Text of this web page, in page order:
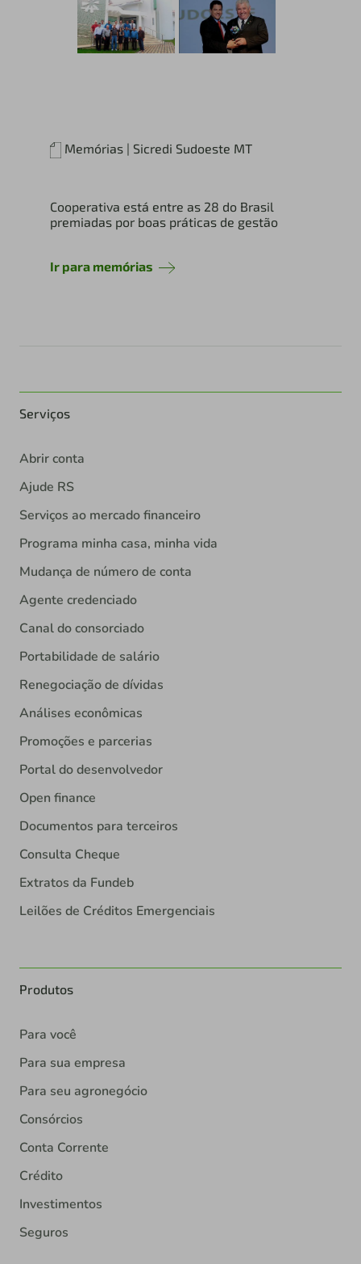
Memórias | Sicredi Sudoeste MT
Cooperativa está entre as 28 do Brasil
premiadas por boas práticas de gestão
Ir para memórias
Serviços
Abrir conta
Ajude RS
Serviços ao mercado financeiro
Programa minha casa, minha vida
Mudança de número de conta
Agente credenciado
Canal do consorciado
Portabilidade de salário
Renegociação de dívidas
Análises econômicas
Promoções e parcerias
Portal do desenvolvedor
Open finance
Documentos para terceiros
Consulta Cheque
Extratos da Fundeb
Leilões de Créditos Emergenciais
Produtos
Para você
Para sua empresa
Para seu agronegócio
Consórcios
Conta Corrente
Crédito
Investimentos
Seguros